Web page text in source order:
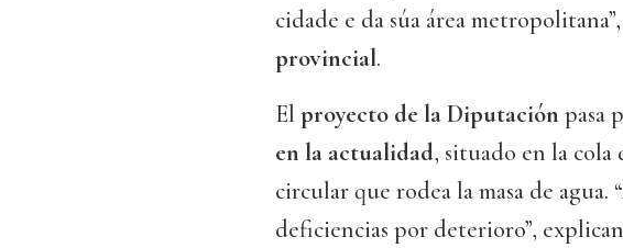
cidade e da súa área
provincial.
El proyecto de la Diputación pasa
en la actualidad, situado en la cola
circular que rodea la masa de
deficiencias por deterioro”,